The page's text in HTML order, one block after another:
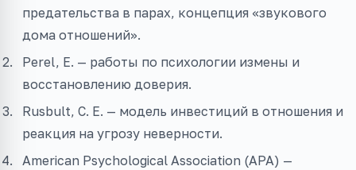
предательства в парах, концепция «звукового
дома отношений».
Perel, E. — работы по психологии измены и
восстановлению доверия.
Rusbult, C. E. — модель инвестиций в отношения и
реакция на угрозу неверности.
American Psychological Association (APA) —